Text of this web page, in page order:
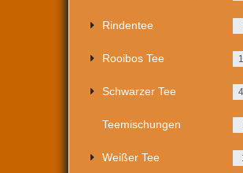
Rindentee
Rooibos Tee
Schwarzer Tee
Teemischungen
Weißer Tee